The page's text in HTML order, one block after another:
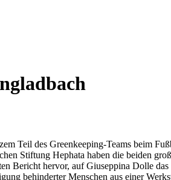
Teil des Greenkeeping-Teams beim
Stiftung Hephata haben die beiden
Bericht hervor, auf Giuseppina Dolle
behinderter Menschen aus einer